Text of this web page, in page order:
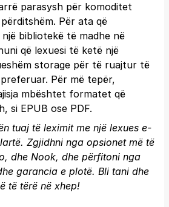
parasysh për komoditet
Për ata që
bibliotekë të madhe në
që lexuesi të ketë një
storage për të ruajtur të
Për më tepër,
mbështet formatet që
si EPUB ose PDF.
tuaj të leximit me një lexues e-
Zgjidhni nga opsionet më të
dhe Nook, dhe përfitoni nga
garancia e plotë. Bli tani dhe
të tërë në xhep!